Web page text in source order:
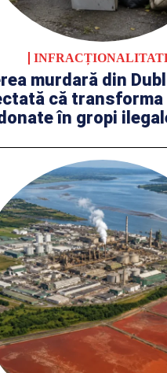
murdară din
că
în gropi